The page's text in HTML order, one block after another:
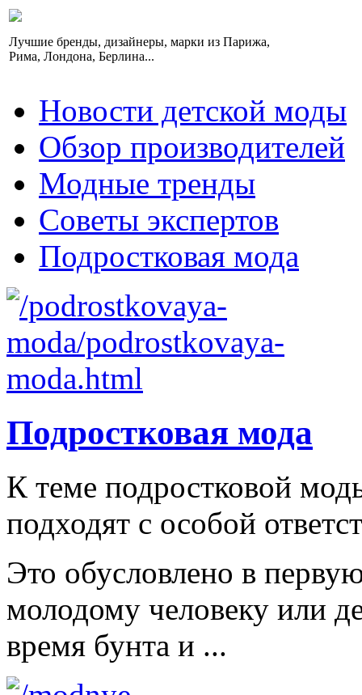
Лучшие бренды, дизайнеры, марки из Парижа,
Рима, Лондона, Берлина...
Новости детской моды
Обзор производителей
Модные тренды
Советы экспертов
Подростковая мода
Подростковая мода
К теме подростковой
подходят с особой
Это обусловлено в
молодому человеку или
время бунта и ...